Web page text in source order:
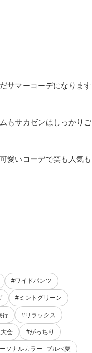
サマーコーデになります
もサカゼンはしっかりご
愛いコーデで笑も人気も
#ワイドパンツ
#ミントグリーン
行 #リラックス
会 #がっちり
ソナルカラー_ブルべ夏